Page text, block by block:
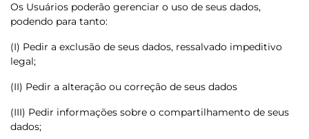
Os Usuários poderão gerenciar o uso de seus dados,
podendo para tanto:
(I) Pedir a exclusão de seus dados, ressalvado impeditivo
legal;
(II) Pedir a alteração ou correção de seus dados
(III) Pedir informações sobre o compartilhamento de seus
dados;